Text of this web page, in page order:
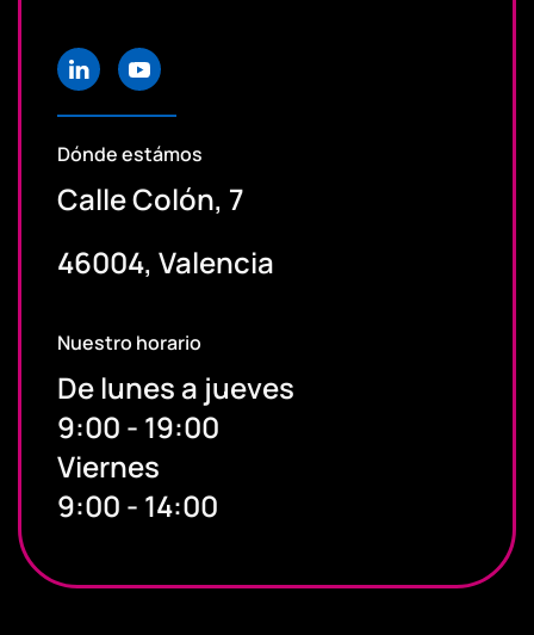
Dónde estámos
Calle Colón, 7
46004, Valencia
Nuestro horario
De lunes a jueves
9:00 - 19:00
Viernes
9:00 - 14:00